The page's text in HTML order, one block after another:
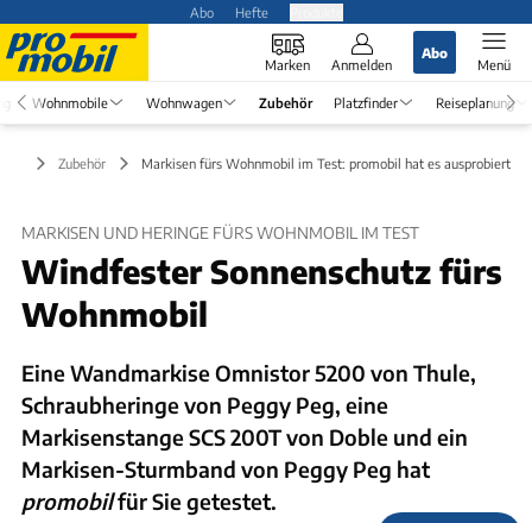
Abo Hefte
Marken Anmelden
Abo
Menü
Wohnmobile Wohnwagen Zubehör Platzfinder Reiseplanung
Zubehör Markisen fürs Wohnmobil im Test: promobil hat es ausprobiert
MARKISEN UND HERINGE FÜRS WOHNMOBIL IM TEST
Windfester Sonnenschutz fürs
Wohnmobil
Eine Wandmarkise Omnistor 5200 von Thule,
Schraubheringe von Peggy Peg, eine
Markisenstange SCS 200T von Doble und ein
Markisen-Sturmband von Peggy Peg hat
promobilfür Sie getestet.